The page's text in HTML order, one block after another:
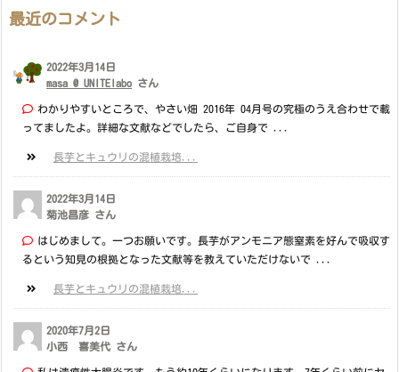
最近のコメント
2022年3月14日
masa @ UNITElabo さん
わかりやすいところで、やさい畑 2016年 04月号の究極のうえ合わせで載
ってましたよ。詳細な文献などでしたら、ご自身で ...
長芋とキュウリの混植栽培...
2022年3月14日
菊池昌彦 さん
はじめまして。一つお願いです。長芋がアンモニア態窒素を好んで吸収す
るという知見の根拠となった文献等を教えていただけないで ...
長芋とキュウリの混植栽培...
2020年7月2日
小西 喜美代 さん